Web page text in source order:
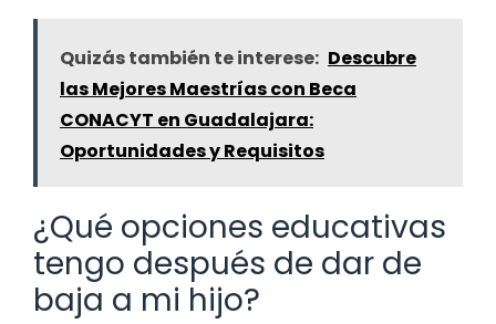
Quizás también te interese: Descubre
las Mejores Maestrías con Beca
CONACYT en Guadalajara:
Oportunidades y Requisitos
¿Qué opciones educativas
tengo después de dar de
baja a mi hijo?